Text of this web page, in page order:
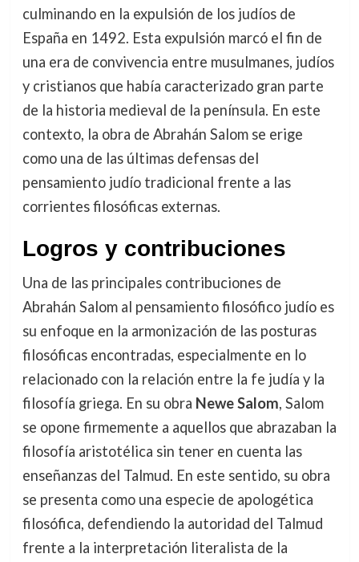
culminando en la expulsión de los judíos de
España en 1492. Esta expulsión marcó el fin de
una era de convivencia entre musulmanes, judíos
y cristianos que había caracterizado gran parte
de la historia medieval de la península. En este
contexto, la obra de Abrahán Salom se erige
como una de las últimas defensas del
pensamiento judío tradicional frente a las
corrientes filosóficas externas.
Logros y contribuciones
Una de las principales contribuciones de
Abrahán Salom al pensamiento filosófico judío es
su enfoque en la armonización de las posturas
filosóficas encontradas, especialmente en lo
relacionado con la relación entre la fe judía y la
filosofía griega. En su obra Newe Salom, Salom
se opone firmemente a aquellos que abrazaban la
filosofía aristotélica sin tener en cuenta las
enseñanzas del Talmud. En este sentido, su obra
se presenta como una especie de apologética
filosófica, defendiendo la autoridad del Talmud
frente a la interpretación literalista de la